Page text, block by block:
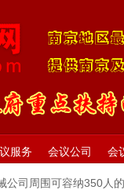
服务 会议公司 会
公司周围可容纳350人